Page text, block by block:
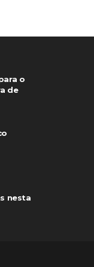
o
de
nesta